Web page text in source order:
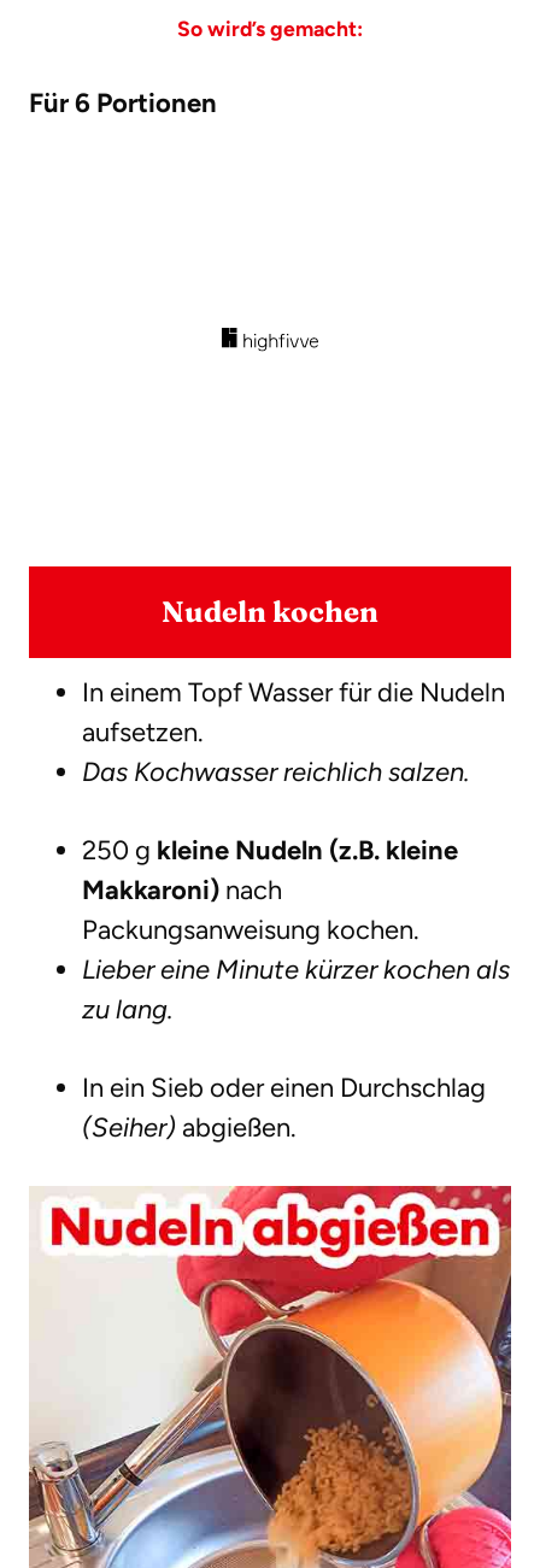
So wird’s gemacht:
Für 6 Portionen
Nudeln kochen
In einem Topf Wasser für die Nudeln
aufsetzen.
Das Kochwasser reichlich salzen.
250 g kleine Nudeln (z.B. kleine
Makkaroni) nach
Packungsanweisung kochen.
Lieber eine Minute kürzer kochen als
zu lang.
In ein Sieb oder einen Durchschlag
(Seiher) abgießen.